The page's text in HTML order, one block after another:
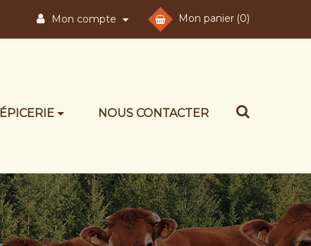
Mon panier (0)
Mon compte
ÉPICERIE NOUS CONTACTER